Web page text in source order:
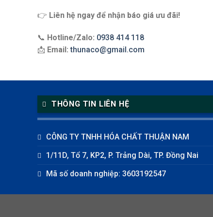
👉 Liên hệ ngay để nhận báo giá ưu đãi!
📞 Hotline/Zalo: 0938 414 118
📩 Email: thunaco@gmail.com
THÔNG TIN LIÊN HỆ
CÔNG TY TNHH HÓA CHẤT THUẬN NAM
1/11D, Tổ 7, KP2, P. Trảng Dài, TP. Đồng Nai
Mã số doanh nghiệp: 3603192547